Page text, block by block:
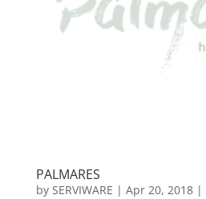
PALMARES
by SERVIWARE | Apr 20, 2018|